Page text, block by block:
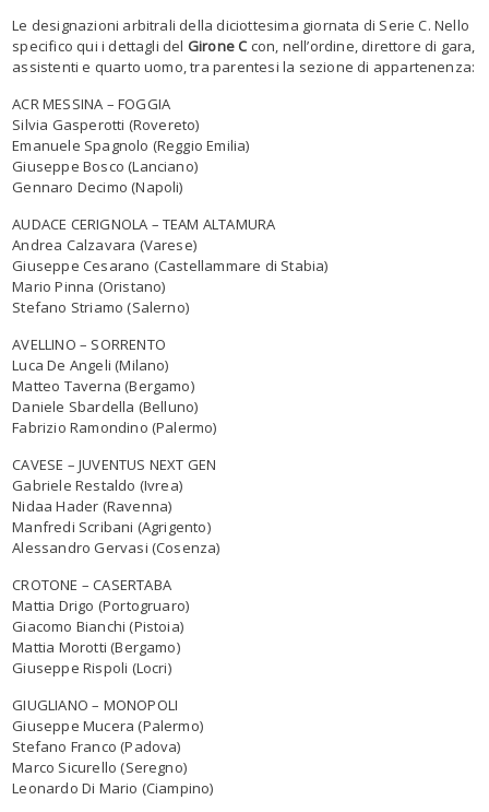
Le designazioni arbitrali della diciottesima giornata di Serie C. Nello
specifico qui i dettagli del Girone C con, nell’ordine, direttore di gara,
assistenti e quarto uomo, tra parentesi la sezione di appartenenza:
ACR MESSINA – FOGGIA
Silvia Gasperotti (Rovereto)
Emanuele Spagnolo (Reggio Emilia)
Giuseppe Bosco (Lanciano)
Gennaro Decimo (Napoli)
AUDACE CERIGNOLA – TEAM ALTAMURA
Andrea Calzavara (Varese)
Giuseppe Cesarano (Castellammare di Stabia)
Mario Pinna (Oristano)
Stefano Striamo (Salerno)
AVELLINO – SORRENTO
Luca De Angeli (Milano)
Matteo Taverna (Bergamo)
Daniele Sbardella (Belluno)
Fabrizio Ramondino (Palermo)
CAVESE – JUVENTUS NEXT GEN
Gabriele Restaldo (Ivrea)
Nidaa Hader (Ravenna)
Manfredi Scribani (Agrigento)
Alessandro Gervasi (Cosenza)
CROTONE – CASERTABA
Mattia Drigo (Portogruaro)
Giacomo Bianchi (Pistoia)
Mattia Morotti (Bergamo)
Giuseppe Rispoli (Locri)
GIUGLIANO – MONOPOLI
Giuseppe Mucera (Palermo)
Stefano Franco (Padova)
Marco Sicurello (Seregno)
Leonardo Di Mario (Ciampino)